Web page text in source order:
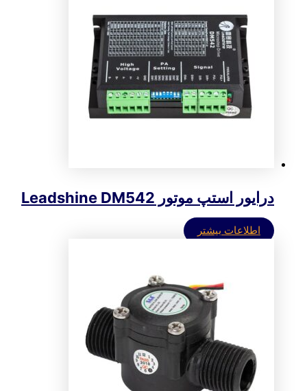
درایور استپ موتور Leadshine DM542
اطلاعات بیشتر